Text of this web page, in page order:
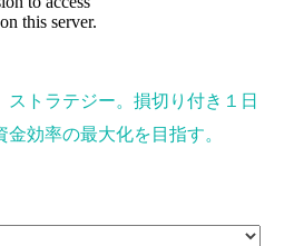
ストラテジー。損切り付き１日
効率の最大化を目指す。